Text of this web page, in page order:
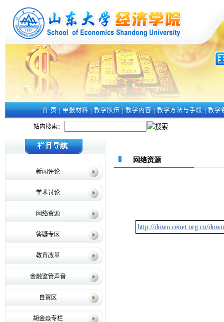
首 页|申报材料|教学队伍|教学内容|教学方法与手段|教学
站内搜索：
新闻评论
学术讨论
网络资源
答疑专区
教育改革
金融监管声音
自贸区
胡金焱专栏
网络资源
http://down.cenet.org.cn/